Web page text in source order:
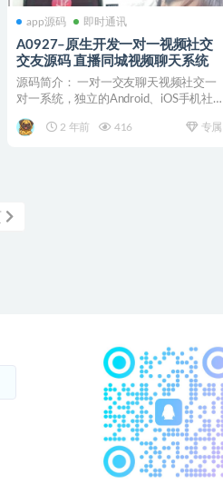
app源码 即时通讯
A0927–原生开发一对一视频社交
交友源码 直播同城视频聊天系统
源码简介： 一对一交友聊天视频社交一
对一系统，独立的Android、iOS手机社
2 年前
416 专属